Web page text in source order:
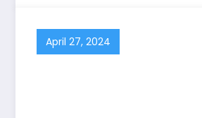
April 27, 2024